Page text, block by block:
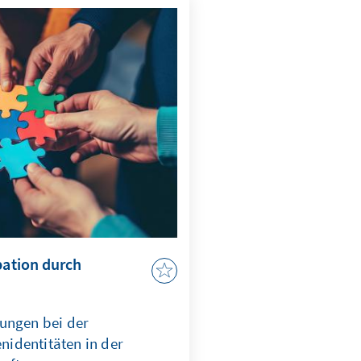
gezielt adressiert
nach ethischen
abschrecken zu
durch
bei der
in der